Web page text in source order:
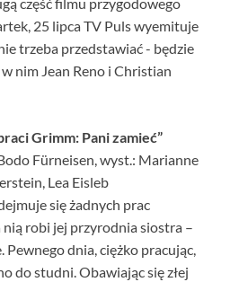
część filmu przygodowego
25 lipca TV Puls wyemituje
trzeba przedstawiać - będzie
w nim Jean Reno i Christian
Grimm: Pani zamieć”
Fürneisen, wyst.: Marianne
Lea Eisleb
się żadnych prac
robi jej przyrodnia siostra –
dnia, ciężko pracując,
do studni. Obawiając się złej